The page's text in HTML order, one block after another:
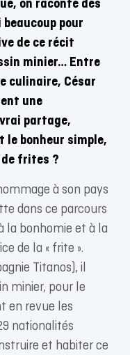
on raconte des
pour
de ce récit
minier… Entre
culinaire, César
une
partage,
bonheur simple,
frites ?
à son pays
dans ce parcours
la bonhomie et à la
de la « frite ».
Titanos), il
minier, pour le
en revue les
nationalités
et habiter ce